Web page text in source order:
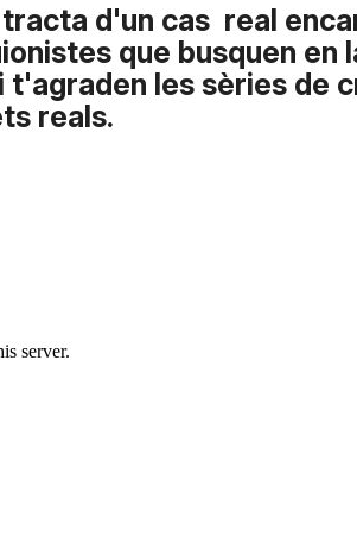
d'un cas real
que busquen
t'agraden les sèries de
reals.